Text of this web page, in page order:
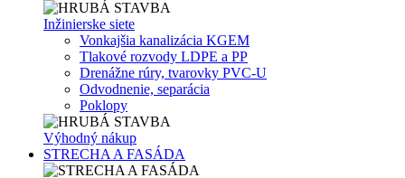
Inžinierske siete
Vonkajšia kanalizácia KGEM
Tlakové rozvody LDPE a PP
Drenážne rúry, tvarovky PVC-U
Odvodnenie, separácia
Poklopy
Výhodný nákup
STRECHA A FASÁDA